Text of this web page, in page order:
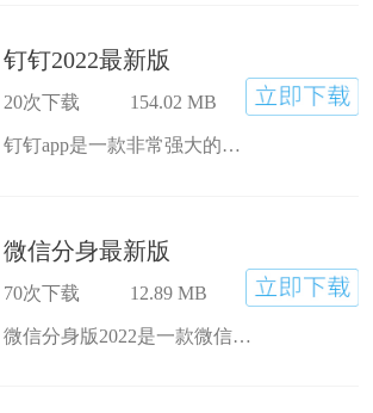
钉钉2022最新版
20次下载
154.02 MB
钉钉app是一款非常强大的智能办公软件。钉钉电脑版可快速创建团队分级式的管理;可内外联系，智能视频通话;企业关键信息加密传输，安全存储等特色。
微信分身最新版
70次下载
12.89 MB
微信分身版2022是一款微信分身app,一部手机即可使用多个微信帐号,互不干扰使用,让多个微信号用户沟通快人一步.感兴趣的朋友快来下载吧.